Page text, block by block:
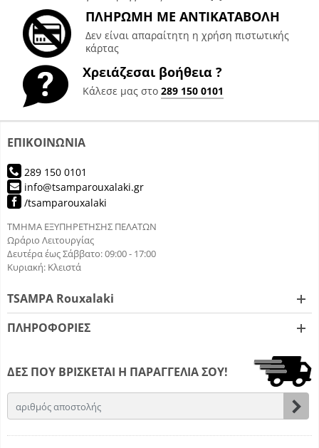
ΠΛΗΡΩΜΗ ΜΕ ΑΝΤΙΚΑΤΑΒΟΛΗ
Δεν είναι απαραίτητη η χρήση πιστωτικής
κάρτας
Χρειάζεσαι βοήθεια ?
Κάλεσε μας στο289 150 0101
ΕΠΙΚΟΙΝΩΝΙΑ
289 150 0101
info@tsamparouxalaki.gr
/tsamparouxalaki
ΤΜΗΜΑ ΕΞΥΠΗΡΕΤΗΣΗΣ ΠΕΛΑΤΩΝ
Ωράριο Λειτουργίας
Δευτέρα έως Σάββατο: 09:00 - 17:00
Κυριακή: Κλειστά
TSAMPA Rouxalaki
ΠΛΗΡΟΦΟΡΙΕΣ
ΔΕΣ ΠΟΥ ΒΡΙΣΚΕΤΑΙ Η ΠΑΡΑΓΓΕΛΙΑ ΣΟΥ!
Email